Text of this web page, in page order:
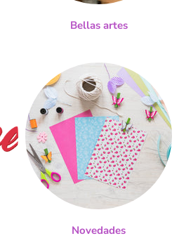
Bellas artes
Novedades